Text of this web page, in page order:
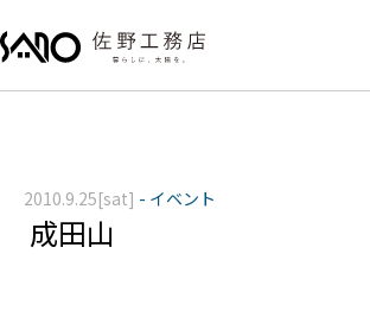
成田山
2010.9.25[sat] - イベント